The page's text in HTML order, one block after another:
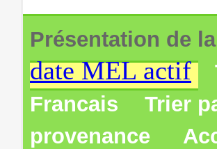
Présentation de
date MEL actif
Francais
Trier
provenance